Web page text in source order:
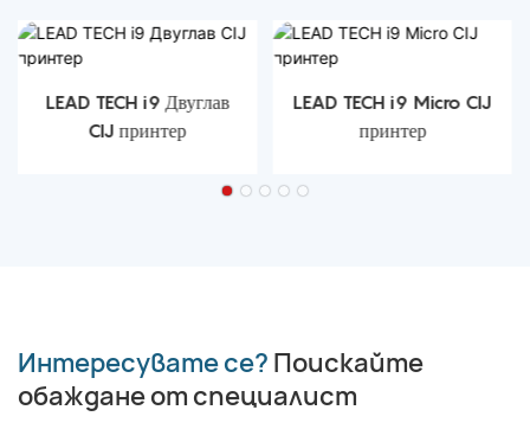
LEAD TECH i9 Двуглав
CIJ принтер
LEAD TECH i9 Micro CIJ
принтер
Интересувате се? Поискайте
обаждане от специалист